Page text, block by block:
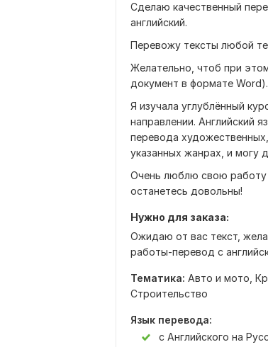
Сделаю качественный
английский.
Перевожу тексты любой
Желательно, чтоб при
документ в формате Word).
Я изучала углублённый
направлении. Английский
перевода
указанных жанрах, и могу
Очень люблю свою работу
останетесь довольны!
Нужно для заказа:
Ожидаю от вас текст,
работы-перевод с
Тематика: Авто и мото,
Строительство
Язык перевода:
с Английского на